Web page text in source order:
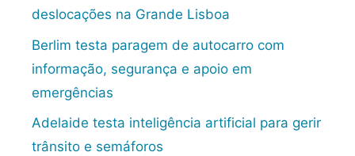
deslocações na Grande Lisboa
Berlim testa paragem de autocarro com
informação, segurança e apoio em
emergências
Adelaide testa inteligência artificial para gerir
trânsito e semáforos